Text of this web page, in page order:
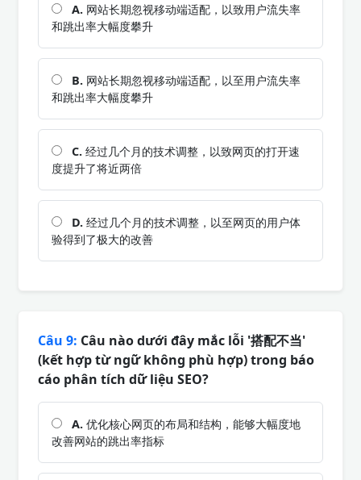
A. 网站长期忽视移动端适配，以致用户流失率
和跳出率大幅度攀升
B. 网站长期忽视移动端适配，以至用户流失率
和跳出率大幅度攀升
C. 经过几个月的技术调整，以致网页的打开速
度提升了将近两倍
D. 经过几个月的技术调整，以至网页的用户体
验得到了极大的改善
Câu 9: Câu nào dưới đây mắc lỗi '搭配不当'
(kết hợp từ ngữ không phù hợp) trong báo
cáo phân tích dữ liệu SEO?
A. 优化核心网页的布局和结构，能够大幅度地
改善网站的跳出率指标